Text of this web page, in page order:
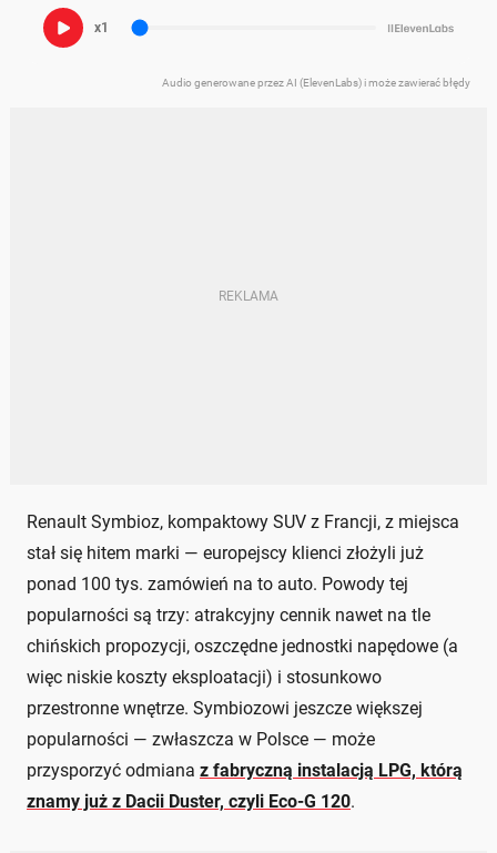
x1
Audio generowane przez AI (ElevenLabs) i może zawierać błędy
Renault Symbioz, kompaktowy SUV z Francji, z miejsca
stał się hitem marki — europejscy klienci złożyli już
ponad 100 tys. zamówień na to auto. Powody tej
popularności są trzy: atrakcyjny cennik nawet na tle
chińskich propozycji, oszczędne jednostki napędowe (a
więc niskie koszty eksploatacji) i stosunkowo
przestronne wnętrze. Symbiozowi jeszcze większej
popularności — zwłaszcza w Polsce — może
przysporzyć odmiana z fabryczną instalacją LPG, którą
znamy już z Dacii Duster, czyli Eco-G 120.